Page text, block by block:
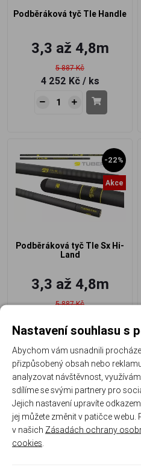
Podběráková tyč Tle Handle
3,3 až 4,8m
5 887 Kč
4 252 Kč / ks
-22%
Akce
Podběráková tyč Tle Sx Hi-
Land
3,3 až 4,8m
5 887 Kč
-28%
Akce
Nastavení souhlasu s
Abychom vám usnadnili
přizpůsobený obsah nebo
analyzovat návštěvnost,
sdílíme se svými partnery pro
Jejich nastavení upravíte
jej můžete změnit v patičce
v našich Zásadách ochrany
cookies